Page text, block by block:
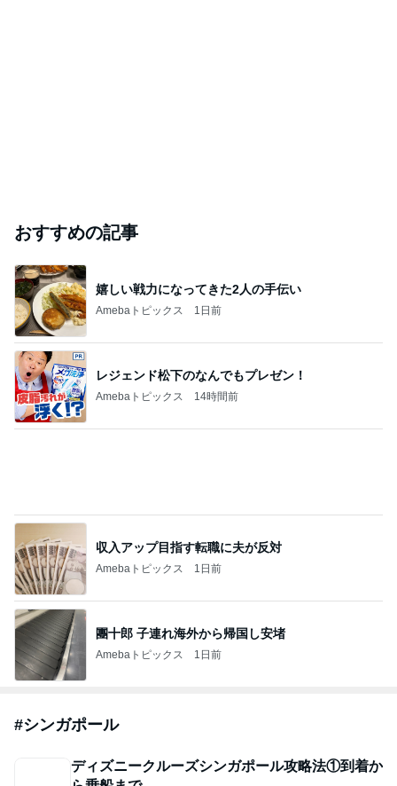
おすすめの記事
嬉しい戦力になってきた2人の手伝い
Amebaトピックス 1日前
レジェンド松下のなんでもプレゼン！
Amebaトピックス 14時間前
収入アップ目指す転職に夫が反対
Amebaトピックス 1日前
團十郎 子連れ海外から帰国し安堵
Amebaトピックス 1日前
#シンガポール
ディズニークルーズシンガポール攻略法①到着か